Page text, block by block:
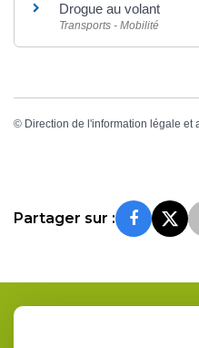
Drogue au volant
Transports - Mobilité
© Direction de l'information légale et
Partager sur :